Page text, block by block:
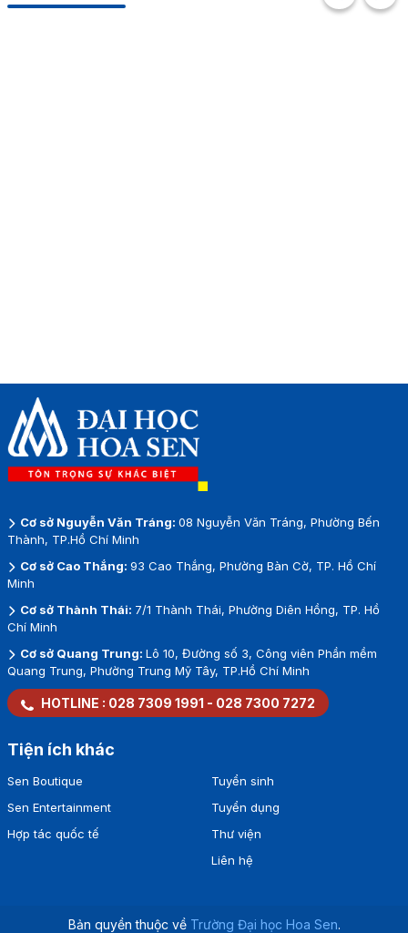
Cơ sở Nguyễn Văn Tráng: 08 Nguyễn Văn Tráng, Phường Bến
Thành, TP.Hồ Chí Minh
Cơ sở Cao Thắng: 93 Cao Thắng, Phường Bàn Cờ, TP. Hồ Chí
Minh
Cơ sở Thành Thái: 7/1 Thành Thái, Phường Diên Hồng, TP. Hồ
Chí Minh
Cơ sở Quang Trung: Lô 10, Đường số 3, Công viên Phần mềm
Quang Trung, Phường Trung Mỹ Tây, TP.Hồ Chí Minh
HOTLINE : 028 7309 1991 - 028 7300 7272
Tiện ích khác
Sen Boutique
Sen Entertainment
Hợp tác quốc tế
Tuyển sinh
Tuyển dụng
Thư viện
Liên hệ
Bản quyền thuộc về Trường Đại học Hoa Sen.